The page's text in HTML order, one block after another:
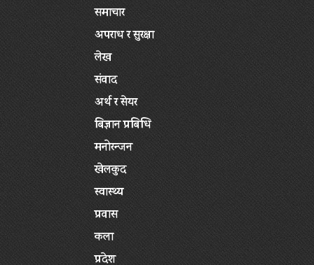
समाचार
अपराध र सुरक्षा
लेख
संवाद
अर्थ र सेयर
बिज्ञान प्रबिधि
मनोरन्जन
खेलकुद
स्वास्थ्य
प्रवास
कला
प्रदेश